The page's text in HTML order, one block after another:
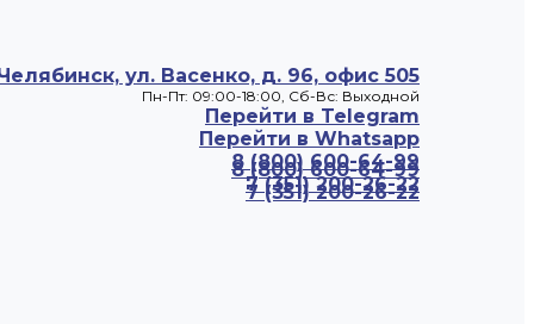
8 (800) 600-64-99
7 (351) 200-26-22
ул. Васенко, д. 96, офис 505
Пн-Пт: 09:00-18:00, Cб-Вс: Выходной
Перейти в Telegram
Перейти в Whatsapp
8 (800) 600-64-99
7 (351) 200-26-22